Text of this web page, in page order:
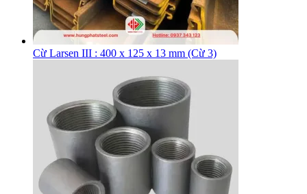
Cừ Larsen III : 400 x 125 x 13 mm (Cừ 3)